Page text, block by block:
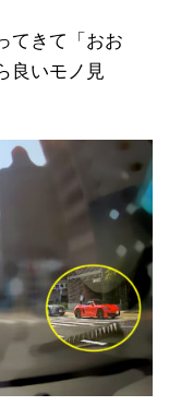
てきて「おお
良いモノ見